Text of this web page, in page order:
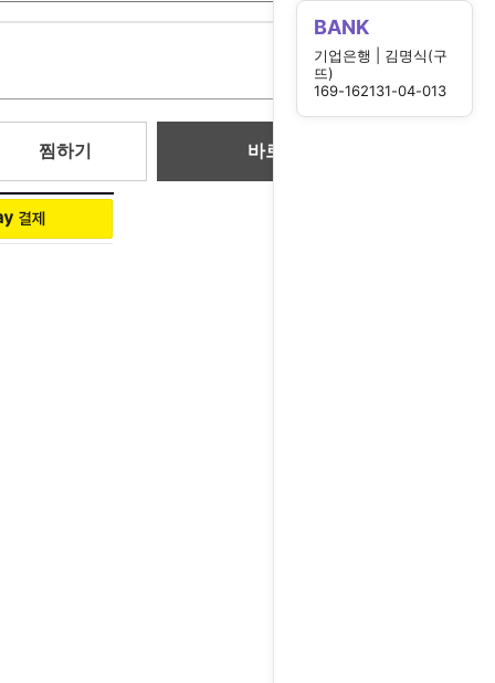
BANK
기업은행 | 김명식(구
뜨)
169-162131-04-013
0 원
찜하기 바로 구매